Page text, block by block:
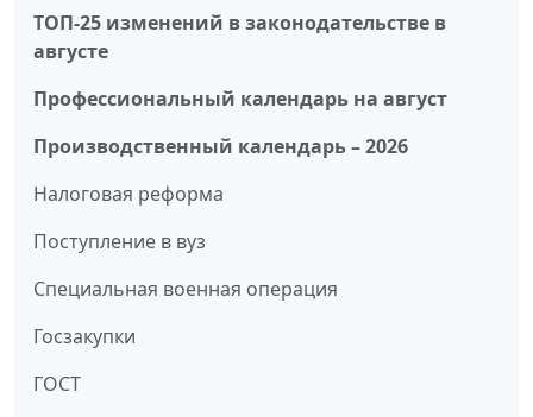
ТОП-25 изменений в законодательстве в
августе
Профессиональный календарь на август
Производственный календарь – 2026
Налоговая реформа
Поступление в вуз
Специальная военная операция
Госзакупки
ГОСТ